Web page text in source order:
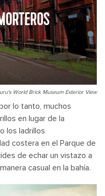
World Brick Museum Exterior View
lo tanto, muchos
en lugar de la
los ladrillos
costera en el Parque de
de echar un vistazo a
casual en la bahía.